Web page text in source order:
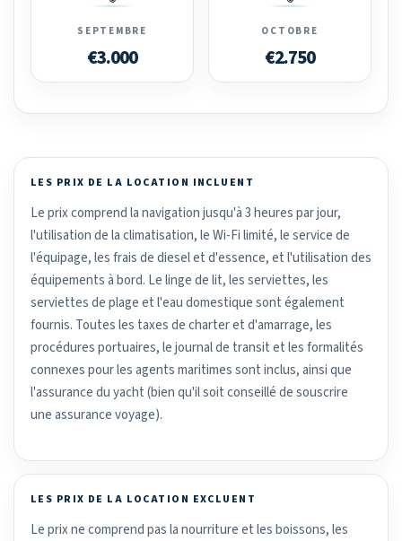
SEPTEMBRE
€3.000
OCTOBRE
€2.750
LES PRIX DE LA LOCATION INCLUENT
Le prix comprend la navigation jusqu'à 3 heures par jour,
l'utilisation de la climatisation, le Wi-Fi limité, le service de
l'équipage, les frais de diesel et d'essence, et l'utilisation des
équipements à bord. Le linge de lit, les serviettes, les
serviettes de plage et l'eau domestique sont également
fournis. Toutes les taxes de charter et d'amarrage, les
procédures portuaires, le journal de transit et les formalités
connexes pour les agents maritimes sont inclus, ainsi que
l'assurance du yacht (bien qu'il soit conseillé de souscrire
une assurance voyage).
LES PRIX DE LA LOCATION EXCLUENT
Le prix ne comprend pas la nourriture et les boissons, les